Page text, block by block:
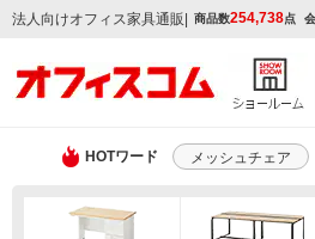
法人向けオフィス家具通販 | 商品数254,738点
HOTワード メッシュチェア